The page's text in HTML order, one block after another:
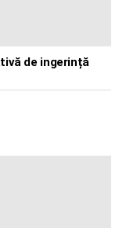
de ingerință